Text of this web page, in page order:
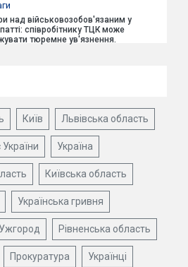
над військовозобов'язаним у
співробітнику ТЦК може
тюремне ув'язнення.
Київ Львівська область
Україна
Київська область
Українська гривня
Ужгород Рівненська область
Прокуратура Українці